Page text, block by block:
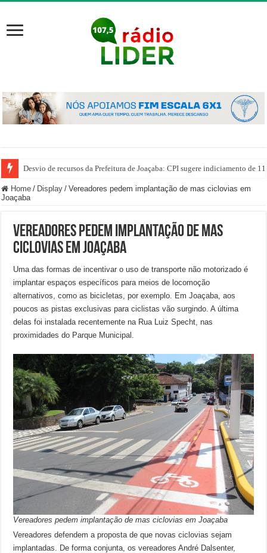
Desvio de recursos da Prefeitura de Joaçaba: CPI sugere indiciamento de 11
Home / Display / Vereadores pedem implantação de mas ciclovias em
Joaçaba
Vereadores pedem implantação de mas
ciclovias em Joaçaba
Uma das formas de incentivar o uso de transporte não motorizado é
implantar espaços específicos para meios de locomoção
alternativos, como as bicicletas, por exemplo. Em Joaçaba, aos
poucos as pistas exclusivas para ciclistas vão surgindo. A última
delas foi instalada recentemente na Rua Luiz Specht, nas
proximidades do Parque Municipal.
Vereadores pedem implantação de mas ciclovias em Joaçaba
Vereadores defendem a proposta de que novas ciclovias sejam
implantadas. De forma conjunta, os vereadores André Dalsenter,